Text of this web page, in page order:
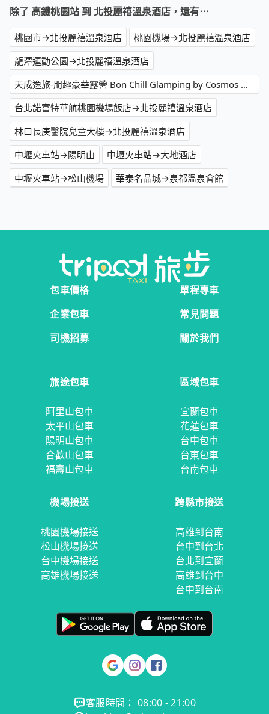
除了 高鐵桃園站 到 北投麗禧溫泉酒店，還有⋯
桃園市→北投麗禧溫泉酒店
桃園機場→北投麗禧溫泉酒店
龍潭運動公園→北投麗禧溫泉酒店
天成逸旅-朋趣豪華露營 Bon Chill Glamping by Cosmos Oasis→北投麗禧溫泉酒店
台北諾富特華航桃園機場飯店→北投麗禧溫泉酒店
林口長庚醫院兒童大樓→北投麗禧溫泉酒店
中壢火車站→陽明山
中壢火車站→大地酒店
中壢火車站→松山機場
華泰名品城→泉都溫泉會館
包車價格
單程專車
企業包車
常見問題
司機招募
關於我們
旅途包車
阿里山包車
太平山包車
陽明山包車
合歡山包車
福壽山包車
區域包車
宜蘭包車
花蓮包車
台中包車
台東包車
台南包車
機場接送
桃園機場接送
松山機場接送
台中機場接送
高雄機場接送
跨縣市接送
高雄到台南
台中到台北
台北到宜蘭
高雄到台中
台中到台南
客服時間： 08:00 - 21:00